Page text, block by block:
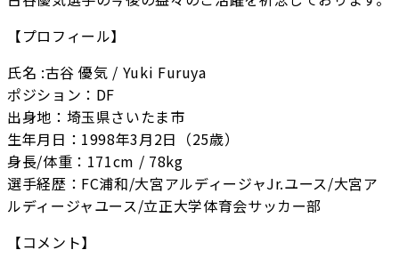
【プロフィール】
氏名 :古谷 優気 / Yuki Furuya
ポジション：DF
出身地：埼玉県さいたま市
生年月日：1998年3月2日（25歳）
身長/体重：171cm / 78kg
選手経歴：FC浦和/大宮アルディージャJr.ユース/大宮ア
ルディージャユース/立正大学体育会サッカー部
【コメント】